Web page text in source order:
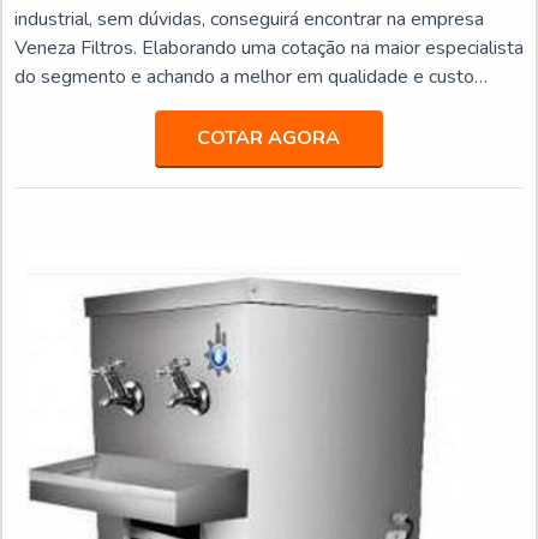
industrial, sem dúvidas, conseguirá encontrar na empresa
Veneza Filtros. Elaborando uma cotação na maior especialista
do segmento e achando a melhor em qualidade e custo
benefício.ALGUNS DETALHES SOBRE PURIFICADOR DE
AGUA ELETRICO INDUSTRIALSe alguém pesquisar
purificador de agua eletrico industrial em uma empresa
inovadora, acha a Veneza Filtros. A empresa trabalha com
COTAR AGORA